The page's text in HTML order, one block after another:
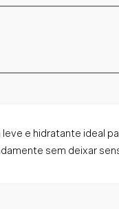
leve e hidratante ideal
sem deixar